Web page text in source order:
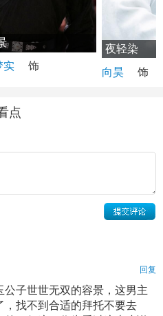
实
饰
夜轻染
向昊
饰
点
回复
子世世无双的容景，这男主
找不到合适的拜托不要去